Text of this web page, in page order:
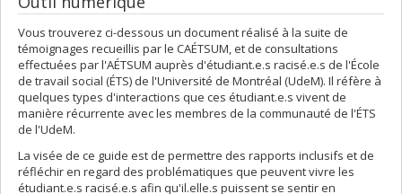
Vous trouverez ci-dessous un document réalisé à la suite de
témoignages recueillis par le CAÉTSUM, et de consultations
effectuées par l'AÉTSUM auprès d'étudiant.e.s racisé.e.s de l'École
de travail social (ÉTS) de l'Université de Montréal (UdeM). Il réfère à
quelques types d'interactions que ces étudiant.e.s vivent de
manière récurrente avec les membres de la communauté de l'ÉTS
de l'UdeM.
La visée de ce guide est de permettre des rapports inclusifs et de
réfléchir en regard des problématiques que peuvent vivre les
étudiant.e.s racisé.e.s afin qu'il.elle.s puissent se sentir en